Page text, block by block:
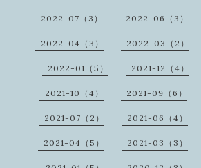
2022-07（3） 2022-06（3）
2022-04（3） 2022-03（2）
2022-01（5） 2021-12（4）
2021-10（4） 2021-09（6）
2021-07（2） 2021-06（4）
2021-04（5） 2021-03（3）